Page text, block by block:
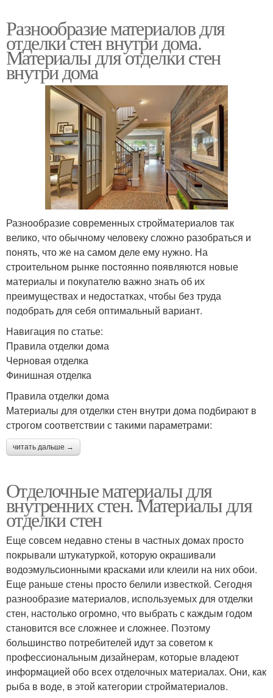
Разнообразие материалов для
отделки стен внутри дома.
Материалы для отделки стен
внутри дома
Разнообразие современных стройматериалов так
велико, что обычному человеку сложно разобраться и
понять, что же на самом деле ему нужно. На
строительном рынке постоянно появляются новые
материалы и покупателю важно знать об их
преимуществах и недостатках, чтобы без труда
подобрать для себя оптимальный вариант.
Навигация по статье:
Правила отделки дома
Черновая отделка
Финишная отделка
Правила отделки дома
Материалы для отделки стен внутри дома подбирают в
строгом соответствии с такими параметрами:
читать дальше →
Отделочные материалы для
внутренних стен. Материалы для
отделки стен
Еще совсем недавно стены в частных домах просто
покрывали штукатуркой, которую окрашивали
водоэмульсионными красками или клеили на них обои.
Еще раньше стены просто белили известкой. Сегодня
разнообразие материалов, используемых для отделки
стен, настолько огромно, что выбрать с каждым годом
становится все сложнее и сложнее. Поэтому
большинство потребителей идут за советом к
профессиональным дизайнерам, которые владеют
информацией обо всех отделочных материалах. Они, как
рыба в воде, в этой категории стройматериалов.